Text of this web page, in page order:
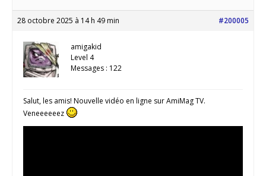
28 octobre 2025 à 14 h 49 min #200005
amigakid
Level 4
Messages : 122
Salut, les amis! Nouvelle vidéo en ligne sur AmiMag TV.
Veneeeeeez